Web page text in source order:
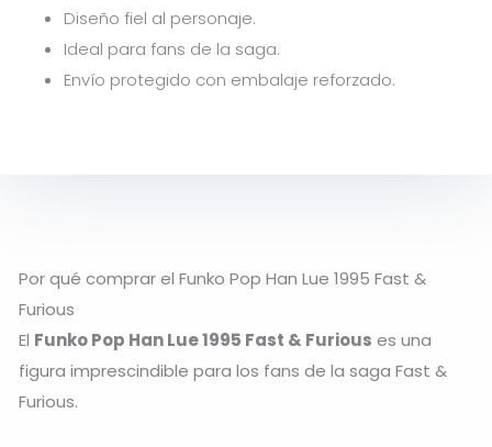
Diseño fiel al personaje.
Ideal para fans de la saga.
Envío protegido con embalaje reforzado.
Por qué comprar el Funko Pop Han Lue 1995 Fast &
Furious
El Funko Pop Han Lue 1995 Fast & Furious es una
figura imprescindible para los fans de la saga Fast &
Furious.